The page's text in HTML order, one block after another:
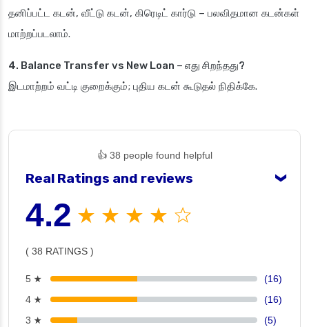
தனிப்பட்ட கடன், வீட்டு கடன், கிரெடிட் கார்டு – பலவிதமான கடன்கள்
மாற்றப்படலாம்.
4. Balance Transfer vs New Loan – எது சிறந்தது?
இடமாற்றம் வட்டி குறைக்கும்; புதிய கடன் கூடுதல் நிதிக்கே.
👍 38 people found helpful
Real Ratings and reviews ❯
4.2 ★ ★ ★ ★ ☆
( 38 RATINGS )
5 ★
(16)
4 ★
(16)
3 ★
(5)